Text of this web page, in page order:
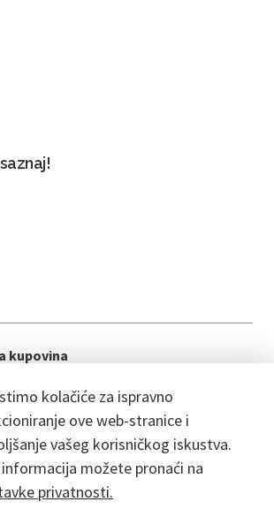
kolačiće za ispravno
ove web-stranice i
vašeg korisničkog iskustva.
informacija možete pronaći na
privatnosti.
kupovina
redu